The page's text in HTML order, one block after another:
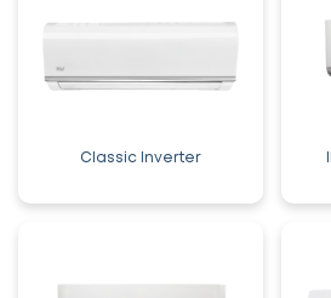
Classic Inverter